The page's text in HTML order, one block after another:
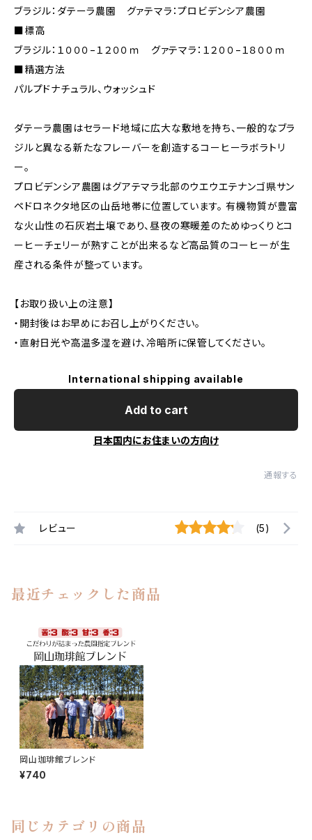
ブラジル：ダテーラ農園 グァテマラ：プロビデンシア農園
■標高
ブラジル：１０００−１２００ｍ グァテマラ：１２００−１８００ｍ
■精選方法
パルプドナチュラル、ウォッシュド
ダテーラ農園はセラード地域に広大な敷地を持ち、一般的なブラ
ジルと異なる新たなフレーバーを創造するコーヒーラボラトリ
ー。
プロビデンシア農園はグアテマラ北部のウエウエテナンゴ県サン
ペドロネクタ地区の山岳地帯に位置しています。 有機物質が豊富
な火山性の石灰岩土壌であり、昼夜の寒暖差のためゆっくりとコ
ーヒーチェリーが熟すことが出来るなど高品質のコーヒーが生
産される条件が整っています。
【お取り扱い上の注意】
・開封後はお早めにお召し上がりください。
・直射日光や高温多湿を避け、冷暗所に保管してください。
International shipping available
Add to cart
日本国内にお住まいの方向け
通報する
レビュー (5)
最近チェックした商品
岡山珈琲館ブレンド
¥740
同じカテゴリの商品